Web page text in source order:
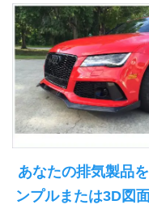
あなたの排気製品
ンプルまたは3D図